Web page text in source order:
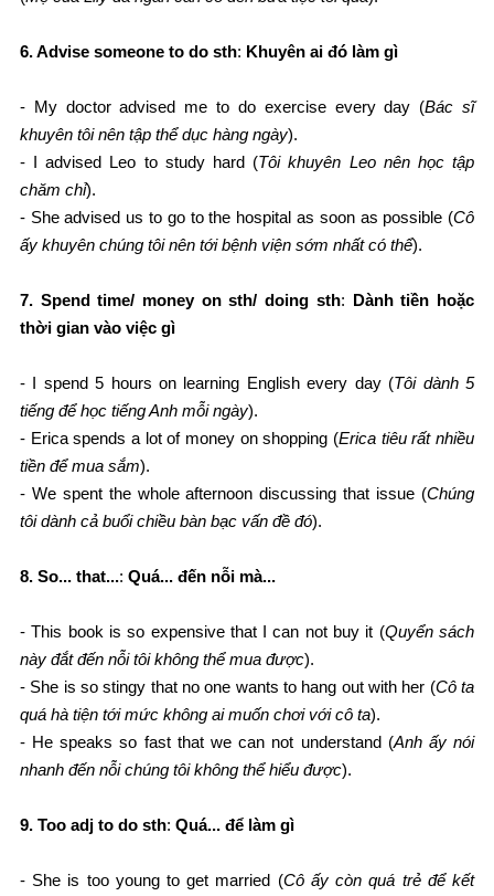
6. Advise someone to do sth: Khuyên ai đó làm gì
- My doctor advised me to do exercise every day (Bác sĩ
khuyên tôi nên tập thể dục hàng ngày).
- I advised Leo to study hard (Tôi khuyên Leo nên học tập
chăm chỉ).
- She advised us to go to the hospital as soon as possible (Cô
ấy khuyên chúng tôi nên tới bệnh viện sớm nhất có thể).
7. Spend time/ money on sth/ doing sth: Dành tiền hoặc
thời gian vào việc gì
- I spend 5 hours on learning English every day (Tôi dành 5
tiếng để học tiếng Anh mỗi ngày).
- Erica spends a lot of money on shopping (Erica tiêu rất nhiều
tiền để mua sắm).
- We spent the whole afternoon discussing that issue (Chúng
tôi dành cả buổi chiều bàn bạc vấn đề đó).
8. So... that...: Quá... đến nỗi mà...
- This book is so expensive that I can not buy it (Quyển sách
này đắt đến nỗi tôi không thể mua được).
- She is so stingy that no one wants to hang out with her (Cô ta
quá hà tiện tới mức không ai muốn chơi với cô ta).
- He speaks so fast that we can not understand (Anh ấy nói
nhanh đến nỗi chúng tôi không thể hiểu được).
9. Too adj to do sth: Quá... để làm gì
- She is too young to get married (Cô ấy còn quá trẻ để kết